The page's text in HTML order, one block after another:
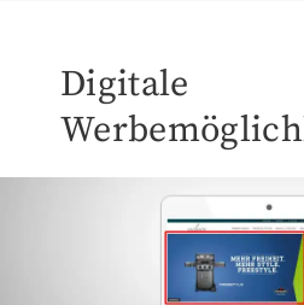
Digitale